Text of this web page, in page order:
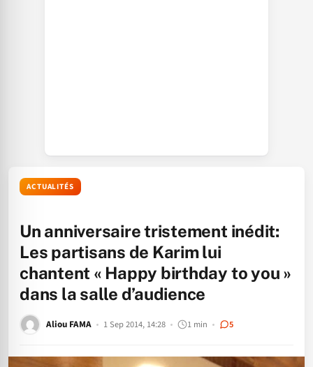
ACTUALITÉS
Un anniversaire tristement inédit:
Les partisans de Karim lui
chantent « Happy birthday to you »
dans la salle d’audience
Aliou FAMA 1 Sep 2014, 14:28 1 min 5